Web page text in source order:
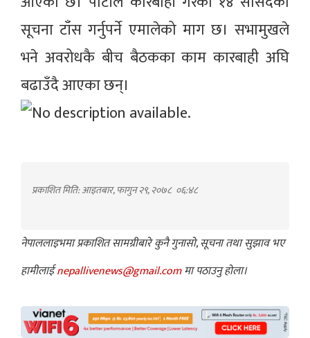
सूचना टाँस गर्नुपर्ने एमालेको माग छ। सभामुखले
भने अवरोधकै बीच बैठकका काम कारबाही अघि
बढाउँदै आएका छन्।
प्रकाशित मिति: आइतबार, फागुन २९, २०७८ ०६:४८
नेपाललाइभमा प्रकाशित सामग्रीबारे कुनै गुनासो, सूचना तथा सुझाव भए
हामीलाईnepallivenews@gmail.comमा पठाउनु होला।